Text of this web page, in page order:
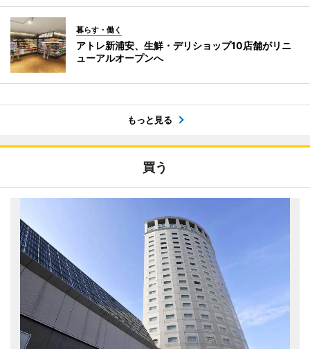
暮らす・働く
アトレ新浦安、生鮮・デリショップ10店舗がリニ
ューアルオープンへ
もっと見る
買う